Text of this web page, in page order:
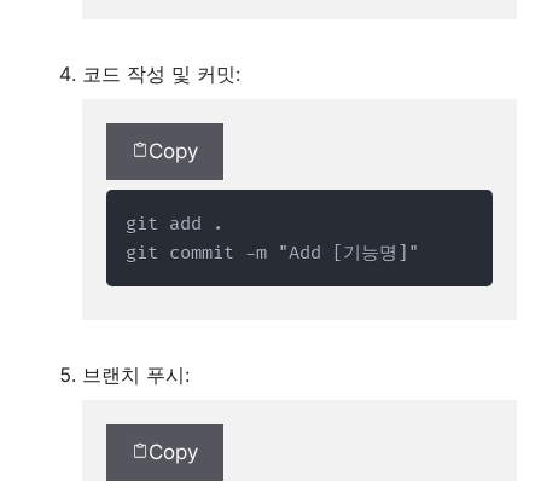
코드 작성 및 커밋:
Copy
git add .
git commit -m "Add [기능명]"
브랜치 푸시:
Copy